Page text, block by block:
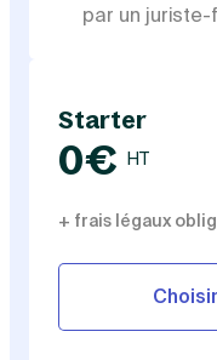
par un
Starter
0€ HT
+ frais légaux